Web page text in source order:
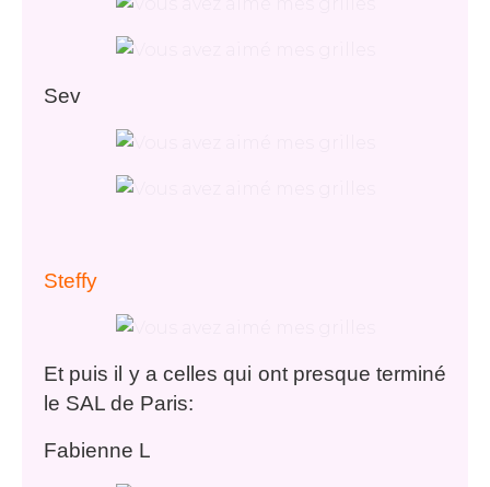
Sev
Steffy
Et puis il y a celles qui ont presque terminé
le SAL de Paris:
Fabienne L